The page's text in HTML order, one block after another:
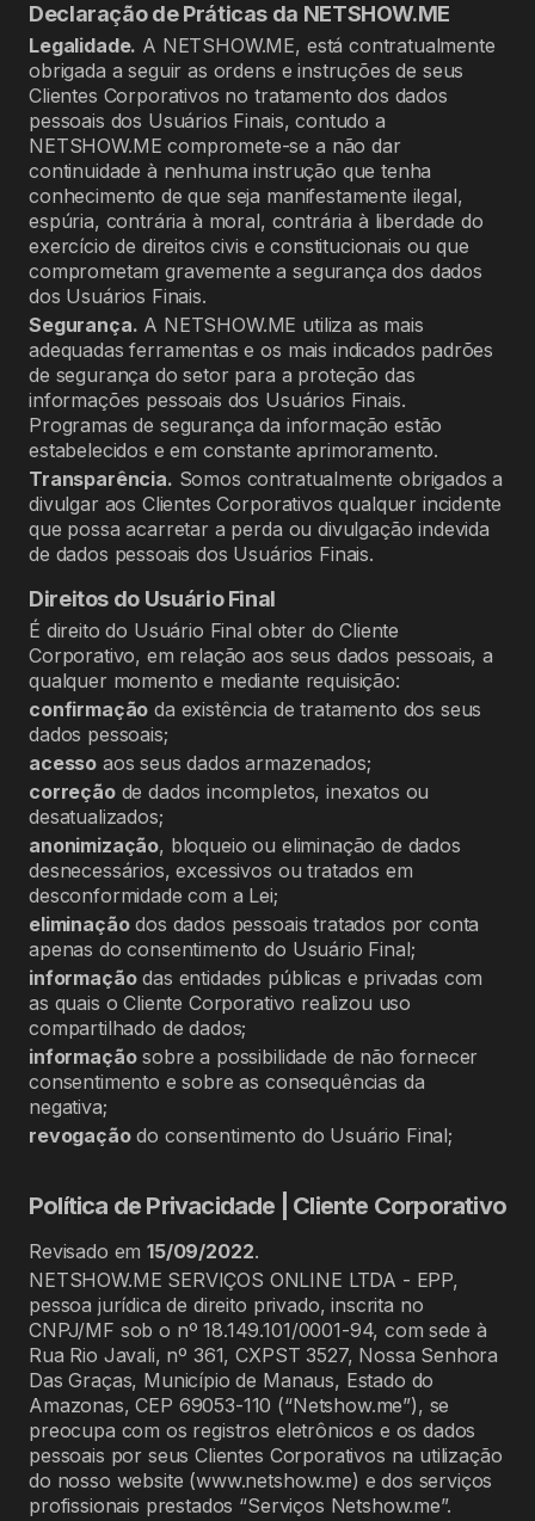
Declaração de Práticas da NETSHOW.ME
Legalidade. A NETSHOW.ME, está contratualmente
obrigada a seguir as ordens e instruções de seus
Clientes Corporativos no tratamento dos dados
pessoais dos Usuários Finais, contudo a
NETSHOW.ME compromete-se a não dar
continuidade à nenhuma instrução que tenha
conhecimento de que seja manifestamente ilegal,
espúria, contrária à moral, contrária à liberdade do
exercício de direitos civis e constitucionais ou que
comprometam gravemente a segurança dos dados
dos Usuários Finais.
Segurança. A NETSHOW.ME utiliza as mais
adequadas ferramentas e os mais indicados padrões
de segurança do setor para a proteção das
informações pessoais dos Usuários Finais.
Programas de segurança da informação estão
estabelecidos e em constante aprimoramento.
Transparência. Somos contratualmente obrigados a
divulgar aos Clientes Corporativos qualquer incidente
que possa acarretar a perda ou divulgação indevida
de dados pessoais dos Usuários Finais.
Direitos do Usuário Final
É direito do Usuário Final obter do Cliente
Corporativo, em relação aos seus dados pessoais, a
qualquer momento e mediante requisição:
confirmação da existência de tratamento dos seus
dados pessoais;
acesso aos seus dados armazenados;
correçãode dados incompletos, inexatos ou
desatualizados;
anonimização, bloqueio ou eliminação de dados
desnecessários, excessivos ou tratados em
desconformidade com a Lei;
eliminaçãodos dados pessoais tratados por conta
apenas do consentimento do Usuário Final;
informaçãodas entidades públicas e privadas com
as quais o Cliente Corporativo realizou uso
compartilhado de dados;
informaçãosobre a possibilidade de não fornecer
consentimento e sobre as consequências da
negativa;
revogaçãodo consentimento do Usuário Final;
Política de Privacidade | Cliente Corporativo
Revisado em15/09/2022.
NETSHOW.ME SERVIÇOS ONLINE LTDA - EPP,
pessoa jurídica de direito privado, inscrita no
CNPJ/MF sob o nº 18.149.101/0001-94, com sede à
Rua Rio Javali, nº 361, CXPST 3527, Nossa Senhora
Das Graças, Município de Manaus, Estado do
Amazonas, CEP 69053-110 (“Netshow.me”), se
preocupa com os registros eletrônicos e os dados
pessoais por seus Clientes Corporativos na utilização
do nosso website (www.netshow.me) e dos serviços
profissionais prestados “Serviços Netshow.me”.